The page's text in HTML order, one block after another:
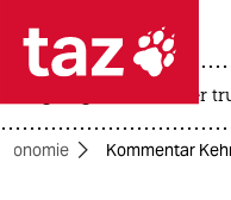
 taz
usa unter
Kommentar